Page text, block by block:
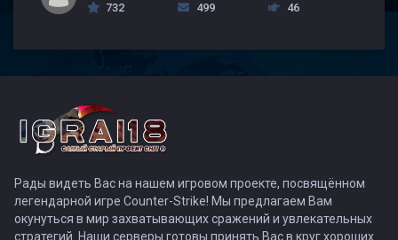
732
499 46
Рады видеть Вас на нашем игровом проекте, посвящённом
легендарной игре Counter-Strike! Мы предлагаем Вам
окунуться в мир захватывающих сражений и увлекательных
стратегий. Наши серверы готовы принять Вас в круг хороших